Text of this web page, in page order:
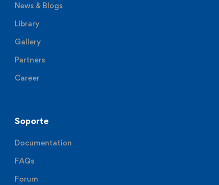
News & Blogs
Library
Gallery
Partners
Career
Soporte
Documentation
FAQs
Forum